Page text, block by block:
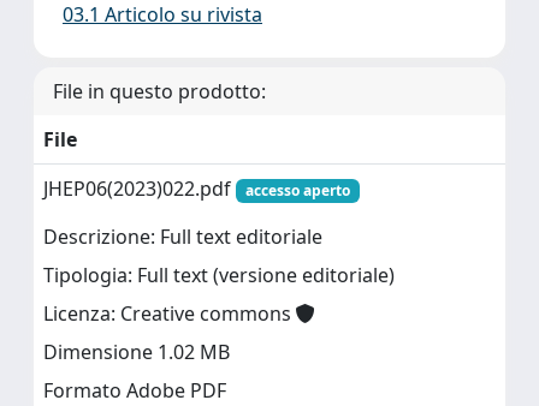
03.1 Articolo su rivista
File in questo prodotto:
File
JHEP06(2023)022.pdf
accesso aperto
Descrizione: Full text editoriale
Tipologia: Full text (versione editoriale)
Licenza: Creative commons
Dimensione 1.02 MB
Formato Adobe PDF